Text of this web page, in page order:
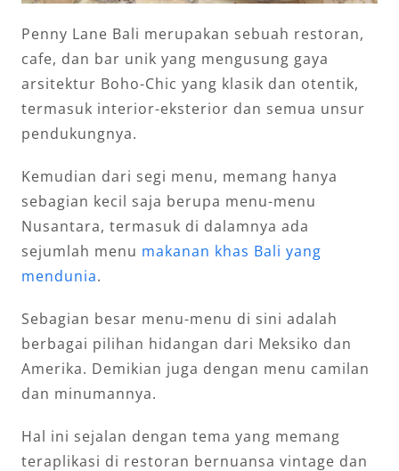
Penny Lane Bali merupakan sebuah restoran,
cafe, dan bar unik yang mengusung gaya
arsitektur Boho-Chic yang klasik dan otentik,
termasuk interior-eksterior dan semua unsur
pendukungnya.
Kemudian dari segi menu, memang hanya
sebagian kecil saja berupa menu-menu
Nusantara, termasuk di dalamnya ada
sejumlah menu makanan khas Bali yang
mendunia.
Sebagian besar menu-menu di sini adalah
berbagai pilihan hidangan dari Meksiko dan
Amerika. Demikian juga dengan menu camilan
dan minumannya.
Hal ini sejalan dengan tema yang memang
teraplikasi di restoran bernuansa vintage dan